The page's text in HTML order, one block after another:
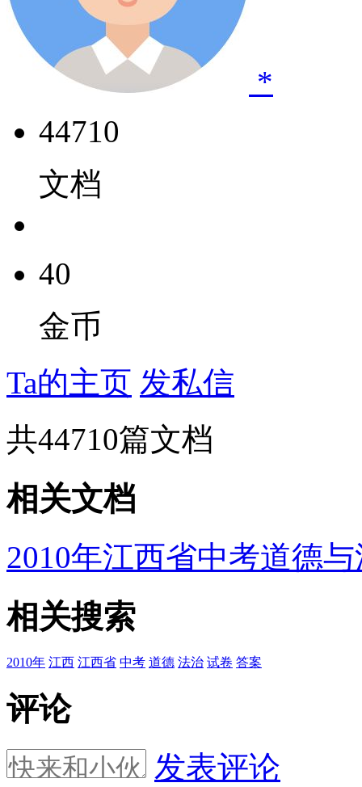
*
44710
文档
40
金币
Ta的主页 发私信
共44710篇文档
相关文档
2010年江西省中考道德
相关搜索
2010年 江西 江西省 中考 道德 法治 试卷 答案
评论
发表评论